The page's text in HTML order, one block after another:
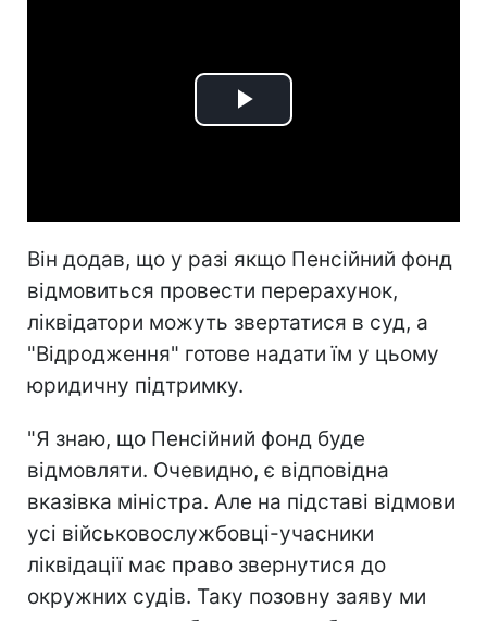
Play
Він додав, що у разі якщо Пенсійний фонд
відмовиться провести перерахунок,
ліквідатори можуть звертатися в суд, а
"Відродження" готове надати їм у цьому
юридичну підтримку.
"Я знаю, що Пенсійний фонд буде
відмовляти. Очевидно, є відповідна
вказівка міністра. Але на підставі відмови
усі військовослужбовці-учасники
ліквідації має право звернутися до
окружних судів. Таку позовну заяву ми